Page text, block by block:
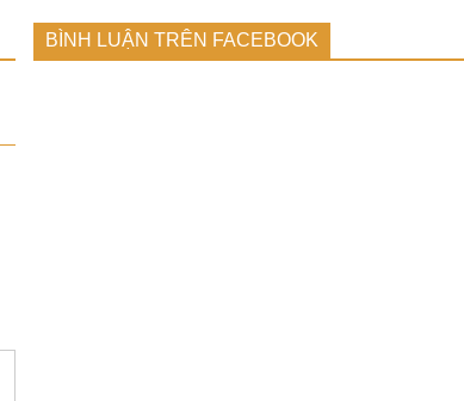
BÌNH LUẬN TRÊN FACEBOOK